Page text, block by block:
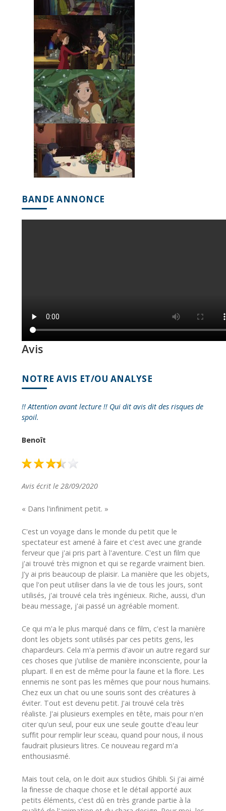
BANDE ANNONCE
Avis
NOTRE AVIS ET/OU ANALYSE
!! Attention avant lecture !! Qui dit avis dit des risques de
spoil.
Benoît
Avis écrit le 28/09/2020
« Dans l'infiniment petit. »
C'est un voyage dans le monde du petit que le
spectateur est amené à faire et c'est avec une grande
ferveur que j'ai pris part à l'aventure. C'est un film que
j'ai trouvé très mignon et qui se regarde vraiment bien.
J'y ai pris beaucoup de plaisir. La manière que les objets,
que l'on peut utiliser dans la vie de tous les jours, sont
utilisés, j'ai trouvé cela très ingénieux. Riche, aussi, d'un
beau message, j'ai passé un agréable moment.
Ce qui m'a le plus marqué dans ce film, c'est la manière
dont les objets sont utilisés par ces petits gens, les
chapardeurs. Cela m'a permis d'avoir un autre regard sur
ces choses que j'utilise de manière inconsciente, pour la
plupart. Il en est de même pour la faune et la flore. Les
ennemis ne sont pas les mêmes que pour nous humains.
Chez eux un chat ou une souris sont des créatures à
éviter. Tout est devenu petit. J'ai trouvé cela très
réaliste. J'ai plusieurs exemples en tête, mais pour n'en
citer qu'un seul, pour eux une seule goutte d'eau leur
suffit pour remplir leur sceau, quand pour nous, il nous
faudrait plusieurs litres. Ce nouveau regard m'a
enthousiasmé.
Mais tout cela, on le doit aux studios Ghibli. Si j'ai aimé
la finesse de chaque chose et le détail apporté aux
petits éléments, c'est dû en très grande partie à la